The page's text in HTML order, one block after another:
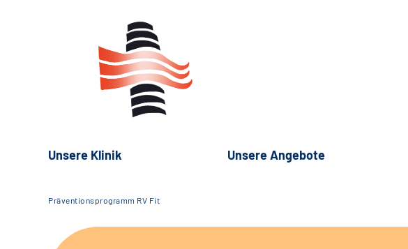
Unsere Klinik Unsere Angebote
Präventionsprogramm RV Fit